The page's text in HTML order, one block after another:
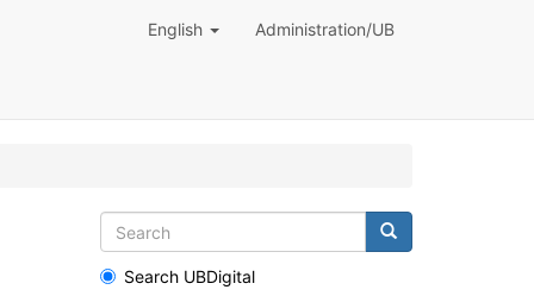
English Administration/UB
Search UBDigital